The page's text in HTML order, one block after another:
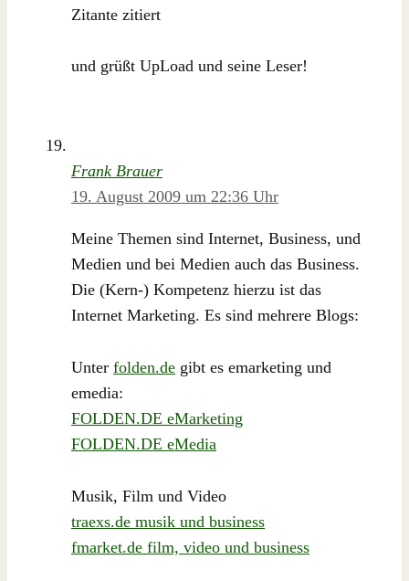
Zitante zitiert
und grüßt UpLoad und seine Leser!
Frank Brauer
19. August 2009 um 22:36 Uhr
Meine Themen sind Internet, Business, und
Medien und bei Medien auch das Business.
Die (Kern-) Kompetenz hierzu ist das
Internet Marketing. Es sind mehrere Blogs:
Unter folden.de gibt es emarketing und
emedia:
FOLDEN.DE eMarketing
FOLDEN.DE eMedia
Musik, Film und Video
traexs.de musik und business
fmarket.de film, video und business